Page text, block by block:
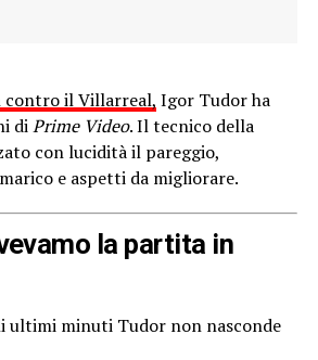
contro il Villarreal, Igor Tudor ha
diPrime Video. Il tecnico della
con lucidità il pareggio,
e aspetti da migliorare.
la partita in
ultimi minuti Tudor non nasconde